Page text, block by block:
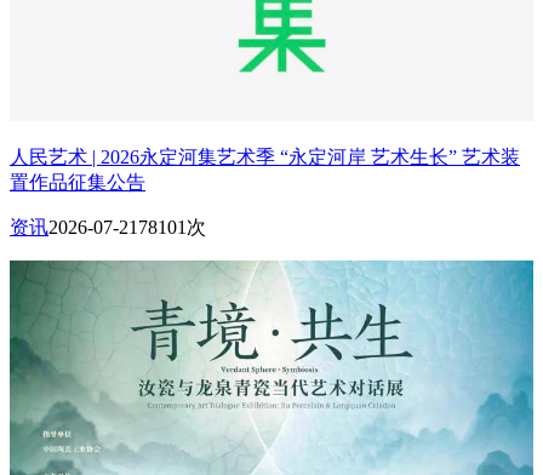
人民艺术 | 2026永定河集艺术季 “永定河岸 艺术生长” 艺术装
置作品征集公告
资讯2026-07-21 78101次